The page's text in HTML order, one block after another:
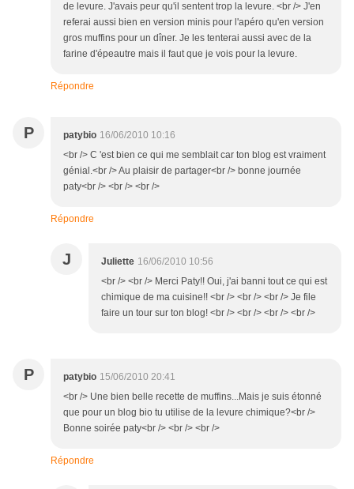
de levure. J'avais peur qu'il sentent trop la levure. <br /> J'en
referai aussi bien en version minis pour l'apéro qu'en version
gros muffins pour un dîner. Je les tenterai aussi avec de la
farine d'épeautre mais il faut que je vois pour la levure.
Répondre
P patybio 16/06/2010 10:16
<br /> C 'est bien ce qui me semblait car ton blog est vraiment
génial.<br /> Au plaisir de partager<br /> bonne journée
paty<br /> <br /> <br />
Répondre
J Juliette 16/06/2010 10:56
<br /> <br /> Merci Paty!! Oui, j'ai banni tout ce qui est
chimique de ma cuisine!! <br /> <br /> <br /> Je file
faire un tour sur ton blog! <br /> <br /> <br /> <br />
P patybio 15/06/2010 20:41
<br /> Une bien belle recette de muffins...Mais je suis étonné
que pour un blog bio tu utilise de la levure chimique?<br />
Bonne soirée paty<br /> <br /> <br />
Répondre